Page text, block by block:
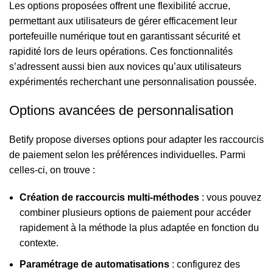
Les options proposées offrent une flexibilité accrue,
permettant aux utilisateurs de gérer efficacement leur
portefeuille numérique tout en garantissant sécurité et
rapidité lors de leurs opérations. Ces fonctionnalités
s’adressent aussi bien aux novices qu’aux utilisateurs
expérimentés recherchant une personnalisation poussée.
Options avancées de personnalisation
Betify propose diverses options pour adapter les raccourcis
de paiement selon les préférences individuelles. Parmi
celles-ci, on trouve :
Création de raccourcis multi-méthodes : vous pouvez
combiner plusieurs options de paiement pour accéder
rapidement à la méthode la plus adaptée en fonction du
contexte.
Paramétrage de automatisations : configurez des